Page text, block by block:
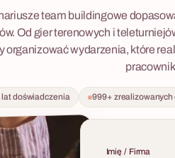
team buildingowe
Od gier terenowych i
wydarzenia, które
lat doświadczenia 999+ zrealizowanych
Imię / Firma